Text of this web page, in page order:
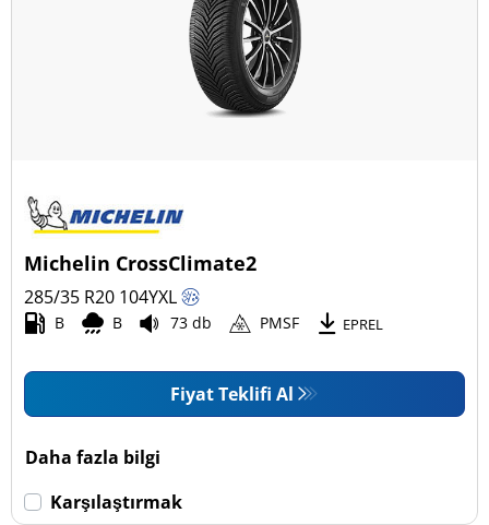
Michelin CrossClimate2
285/35 R20 104YXL
B B 73 db PMSF EPREL
Fiyat Teklifi Al
Daha fazla bilgi
Karşılaştırmak